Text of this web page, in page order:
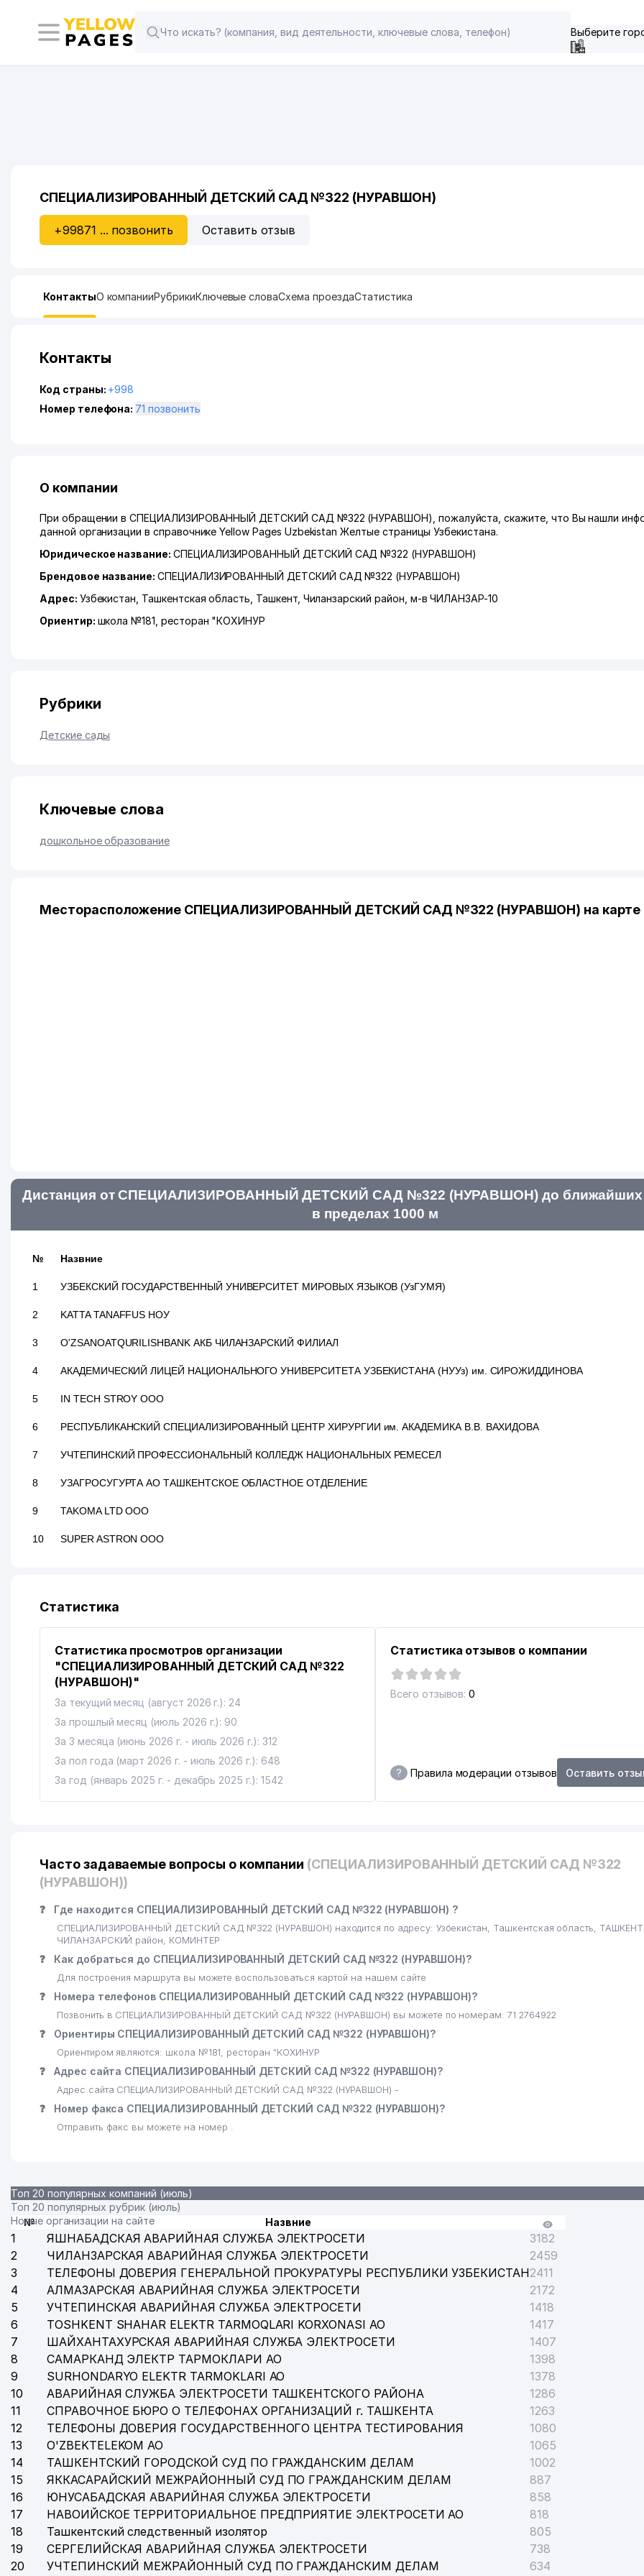
Выберите
СПЕЦИАЛИЗИРОВАННЫЙ ДЕТСКИЙ САД №322 (НУРАВШОН)
+99871 ... позвонить Оставить отзыв
КонтактыО компанииРубрикиКлючевые словаСхема проездаСтатистика
Контакты
Код страны: +998
Номер телефона:
71 позвонить
О компании
При обращении в СПЕЦИАЛИЗИРОВАННЫЙ ДЕТСКИЙ САД №322 (НУРАВШОН), пожалуйста, скажите, что Вы нашли
данной организации в справочнике Yellow Pages Uzbekistan Желтые страницы Узбекистана.
Юридическое название: СПЕЦИАЛИЗИРОВАННЫЙ ДЕТСКИЙ САД №322 (НУРАВШОН)
Брендовое название: СПЕЦИАЛИЗИРОВАННЫЙ ДЕТСКИЙ САД №322 (НУРАВШОН)
Адрес: Узбекистан, Ташкентская область Ташкент, Чиланзарский район м-в ЧИЛАНЗАР-10
Ориентир: школа №181, ресторан "КОХИНУР
Рубрики
Детские сады
Ключевые слова
дошкольное образование
Месторасположение СПЕЦИАЛИЗИРОВАННЫЙ ДЕТСКИЙ САД №322 (НУРАВШОН) на карте
Дистанция от СПЕЦИАЛИЗИРОВАННЫЙ ДЕТСКИЙ САД №322 (НУРАВШОН) до ближайших
в пределах 1000 м
№ Назвние
1 УЗБЕКСКИЙ ГОСУДАРСТВЕННЫЙ УНИВЕРСИТЕТ МИРОВЫХ ЯЗЫКОВ (УзГУМЯ)
2 KATTA TANAFFUS НОУ
3 O'ZSANOATQURILISHBANK АКБ ЧИЛАНЗАРСКИЙ ФИЛИАЛ
4 АКАДЕМИЧЕСКИЙ ЛИЦЕЙ НАЦИОНАЛЬНОГО УНИВЕРСИТЕТА УЗБЕКИСТАНА (НУУз) им. СИРОЖИДДИНОВА
5 IN TECH STROY ООО
6 РЕСПУБЛИКАНСКИЙ СПЕЦИАЛИЗИРОВАННЫЙ ЦЕНТР ХИРУРГИИ им. АКАДЕМИКА В.В. ВАХИДОВА
7 УЧТЕПИНСКИЙ ПРОФЕССИОНАЛЬНЫЙ КОЛЛЕДЖ НАЦИОНАЛЬНЫХ РЕМЕСЕЛ
8 УЗАГРОСУГУРТА АО ТАШКЕНТСКОЕ ОБЛАСТНОЕ ОТДЕЛЕНИЕ
9 TAKOMA LTD ООО
10 SUPER ASTRON ООО
Статистика
Статистика просмотров организации
"СПЕЦИАЛИЗИРОВАННЫЙ ДЕТСКИЙ САД №322
(НУРАВШОН)"
За текущий месяц (август 2026 г.): 24
За прошлый месяц (июль 2026 г.): 90
За 3 месяца (июнь 2026 г. - июль 2026 г.): 312
За пол года (март 2026 г. - июль 2026 г.): 648
За год (январь 2025 г. - декабрь 2025 г.): 1542
Статистика отзывов о компании
Всего отзывов: 0
? Правила модерации отзывов Оставить
Часто задаваемые вопросы о компании (СПЕЦИАЛИЗИРОВАННЫЙ ДЕТСКИЙ САД №322
(НУРАВШОН))
❓ Где находится СПЕЦИАЛИЗИРОВАННЫЙ ДЕТСКИЙ САД №322 (НУРАВШОН) ?
СПЕЦИАЛИЗИРОВАННЫЙ ДЕТСКИЙ САД №322 (НУРАВШОН) находится по адресу: Узбекистан, Ташкентская область,
ЧИЛАНЗАРСКИЙ район, КОМИНТЕР
❓ Как добраться до СПЕЦИАЛИЗИРОВАННЫЙ ДЕТСКИЙ САД №322 (НУРАВШОН)?
Для построения маршрута вы можете воспользоваться картой на нашем сайте
❓ Номера телефонов СПЕЦИАЛИЗИРОВАННЫЙ ДЕТСКИЙ САД №322 (НУРАВШОН)?
Позвонить в СПЕЦИАЛИЗИРОВАННЫЙ ДЕТСКИЙ САД №322 (НУРАВШОН) вы можете по номерам: 71 2764922
❓ Ориентиры СПЕЦИАЛИЗИРОВАННЫЙ ДЕТСКИЙ САД №322 (НУРАВШОН)?
Ориентиром являются: школа №181, ресторан "КОХИНУР
❓ Адрес сайта СПЕЦИАЛИЗИРОВАННЫЙ ДЕТСКИЙ САД №322 (НУРАВШОН)?
Адрес сайта СПЕЦИАЛИЗИРОВАННЫЙ ДЕТСКИЙ САД №322 (НУРАВШОН) -
❓ Номер факса СПЕЦИАЛИЗИРОВАННЫЙ ДЕТСКИЙ САД №322 (НУРАВШОН)?
Отправить факс вы можете на номер .
Топ 20 популярных компаний (июль)
Топ 20 популярных рубрик (июль)
Новые организации на сайте
№ Назвние
1 ЯШНАБАДСКАЯ АВАРИЙНАЯ СЛУЖБА ЭЛЕКТРОСЕТИ
3182
2
ЧИЛАНЗАРСКАЯ АВАРИЙНАЯ СЛУЖБА ЭЛЕКТРОСЕТИ
2459
3
ТЕЛЕФОНЫ ДОВЕРИЯ ГЕНЕРАЛЬНОЙ ПРОКУРАТУРЫ РЕСПУБЛИКИ УЗБЕКИСТАН2411
4
АЛМАЗАРСКАЯ АВАРИЙНАЯ СЛУЖБА ЭЛЕКТРОСЕТИ
2172
5
УЧТЕПИНСКАЯ АВАРИЙНАЯ СЛУЖБА ЭЛЕКТРОСЕТИ
1418
6
TOSHKENT SHAHAR ELEKTR TARMOQLARI KORXONASI АО
1417
7
ШАЙХАНТАХУРСКАЯ АВАРИЙНАЯ СЛУЖБА ЭЛЕКТРОСЕТИ
1407
8
САМАРКАНД ЭЛЕКТР ТАРМОКЛАРИ АО
1398
9
SURHONDARYO ELEKTR TARMOKLARI АО
1378
10
АВАРИЙНАЯ СЛУЖБА ЭЛЕКТРОСЕТИ ТАШКЕНТСКОГО РАЙОНА
1286
11
СПРАВОЧНОЕ БЮРО О ТЕЛЕФОНАХ ОРГАНИЗАЦИЙ г. ТАШКЕНТА
1263
12
ТЕЛЕФОНЫ ДОВЕРИЯ ГОСУДАРСТВЕННОГО ЦЕНТРА ТЕСТИРОВАНИЯ
1080
13
O'ZBEKTELEKOM АО
1065
14
ТАШКЕНТСКИЙ ГОРОДСКОЙ СУД ПО ГРАЖДАНСКИМ ДЕЛАМ
1002
15
ЯККАСАРАЙСКИЙ МЕЖРАЙОННЫЙ СУД ПО ГРАЖДАНСКИМ ДЕЛАМ
887
16
ЮНУСАБАДСКАЯ АВАРИЙНАЯ СЛУЖБА ЭЛЕКТРОСЕТИ
858
17
НАВОИЙСКОЕ ТЕРРИТОРИАЛЬНОЕ ПРЕДПРИЯТИЕ ЭЛЕКТРОСЕТИ АО
818
18
Ташкентский следственный изолятор
805
19
СЕРГЕЛИЙСКАЯ АВАРИЙНАЯ СЛУЖБА ЭЛЕКТРОСЕТИ
738
20
УЧТЕПИНСКИЙ МЕЖРАЙОННЫЙ СУД ПО ГРАЖДАНСКИМ ДЕЛАМ 634